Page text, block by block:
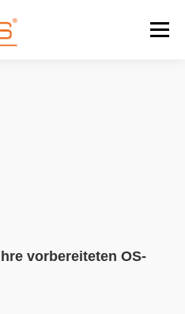
Menü
für Bildungseinrichtungen
vorbereiteten OS-